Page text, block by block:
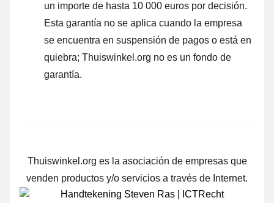
un importe de hasta 10 000 euros por decisión.
Esta garantía no se aplica cuando la empresa
se encuentra en suspensión de pagos o está en
quiebra; Thuiswinkel.org no es un fondo de
garantía.
Thuiswinkel.org es la asociación de empresas que
venden productos y/o servicios a través de Internet.